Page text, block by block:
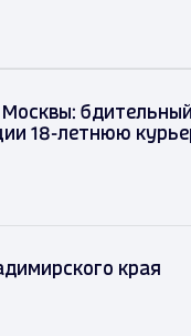
18-летнюю
края